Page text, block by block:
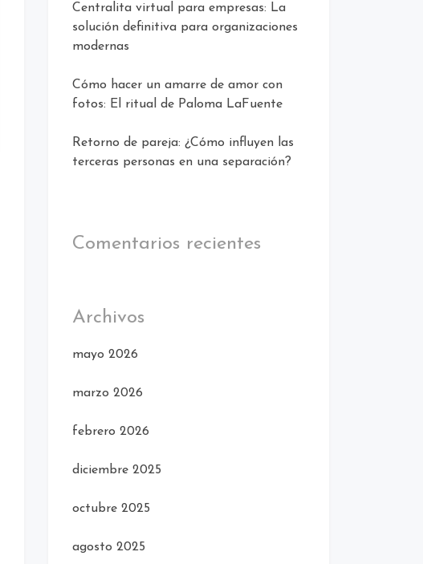
Centralita virtual para empresas: La
solución definitiva para organizaciones
modernas
Cómo hacer un amarre de amor con
fotos: El ritual de Paloma LaFuente
Retorno de pareja: ¿Cómo influyen las
terceras personas en una separación?
Comentarios recientes
Archivos
mayo 2026
marzo 2026
febrero 2026
diciembre 2025
octubre 2025
agosto 2025